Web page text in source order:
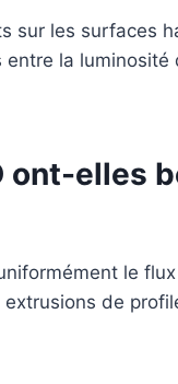
sur les surfaces
la
ont-elles
le
de